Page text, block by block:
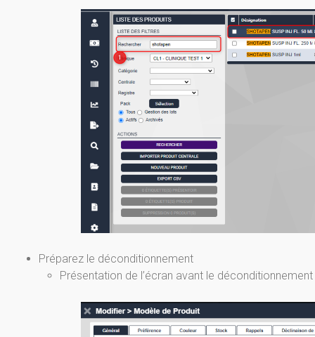
Préparez le déconditionnement
Présentation de l’écran avant le déconditionnement